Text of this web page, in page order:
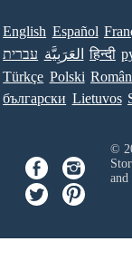
English Español
עברית العَرَبِيَّة हिन्दी
Türkçe Polski
български Lietuvos
©
and